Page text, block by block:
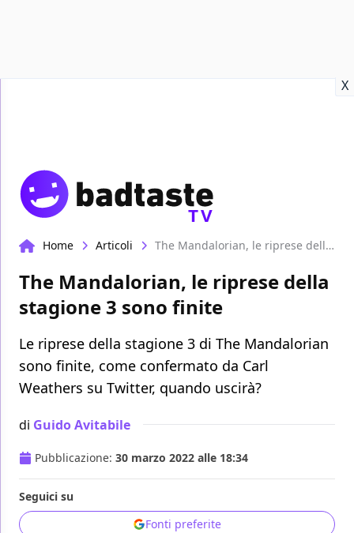
X
TV
Home Articoli The Mandalorian, le riprese della stagione 3 sono finite
The Mandalorian, le riprese della
stagione 3 sono finite
Le riprese della stagione 3 di The Mandalorian
sono finite, come confermato da Carl
Weathers su Twitter, quando uscirà?
di Guido Avitabile
Pubblicazione: 30 marzo 2022 alle 18:34
Seguici su
Fonti preferite